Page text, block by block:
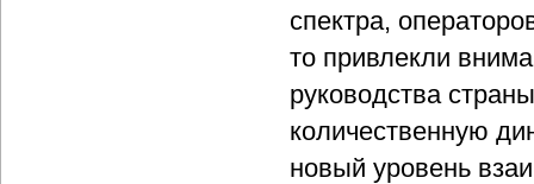
спектра,
то привлекли
руководства
количественную
новый уровень